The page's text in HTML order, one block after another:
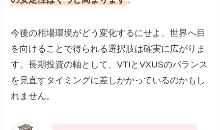
今後の相場環境がどう変化するにせよ、世界へ目
を向けることで得られる選択肢は確実に広がりま
す。長期投資の軸として、VTIとVXUSのバランス
を見直すタイミングに差しかかっているのかもし
れません。